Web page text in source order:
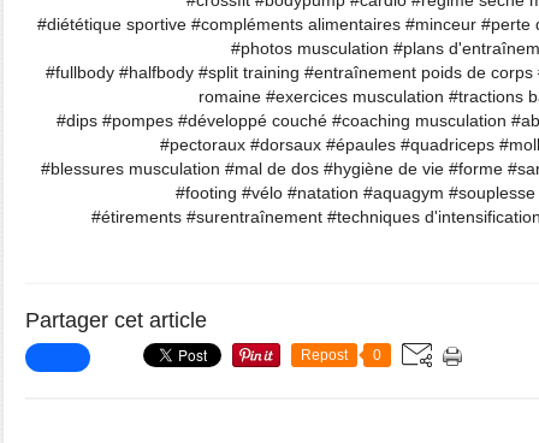
#diététique sportive #compléments alimentaires #minceur #perte
#photos musculation #plans
#fullbody #halfbody #split training #entraînement poids de
romaine #exercices musculation #tractions
#dips #pompes #développé couché #coaching musculation
#pectoraux #dorsaux #épaules #quadriceps
#blessures musculation #mal de dos #hygiène de vie #forme
#footing #vélo #natation #aquagym
#étirements #surentraînement #techniques
Partager cet article
Repost 0